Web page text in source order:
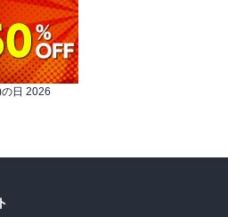
日 2026